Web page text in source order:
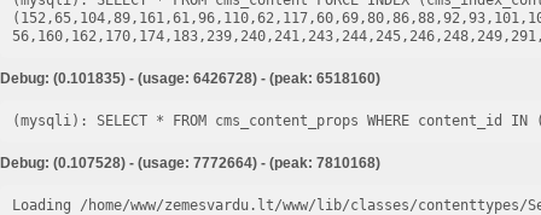
Debug: (0.101835) - (usage: 6426728) - (peak: 6518160)
Debug: (0.107528) - (usage: 7772664) - (peak: 7810168)
Loading /home/www/zemesvardu.lt/www/lib/classes/